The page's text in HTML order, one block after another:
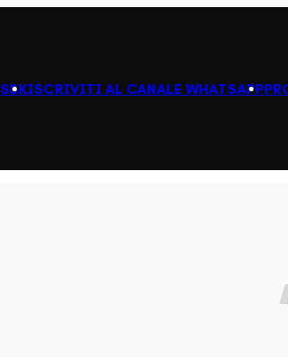
SBKISCRIVITI AL CANALE WHATSAPP